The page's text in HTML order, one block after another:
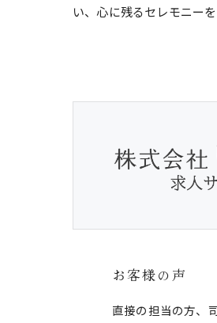
い、心に残るセレモニー
お客様の声
直接の担当の方、